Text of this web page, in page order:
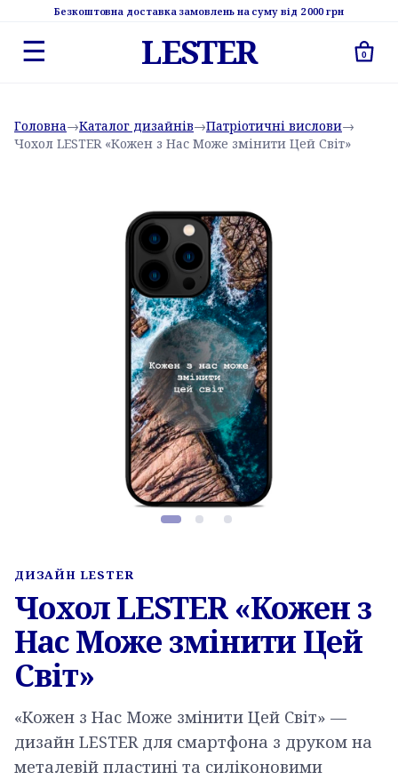
Безкоштовна доставка замовлень на суму від 2 000 грн
☰ LESTER 0
Головна→Каталог дизайнів→Патріотичні вислови→
Чохол LESTER «Кожен з Нас Може змінити Цей Світ»
ДИЗАЙН LESTER
Чохол LESTER «Кожен з
Нас Може змінити Цей
Світ»
«Кожен з Нас Може змінити Цей Світ» —
дизайн LESTER для смартфона з друком на
металевій пластині та силіконовими